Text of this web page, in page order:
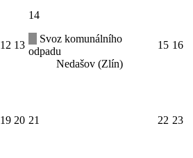
12 13
14
Svoz komunálního
odpadu
Nedašov (Zlín)
15 16
19 20 21 22 23